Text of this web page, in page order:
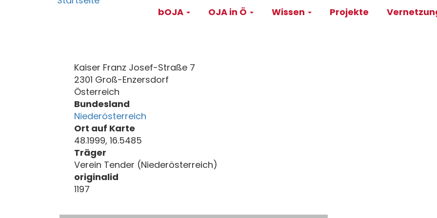
Main
bOJA OJA in Ö Wissen Projekte
Kaiser Franz Josef-Straße 7
2301 Groß-Enzersdorf
Österreich
Bundesland
Niederösterreich
Ort auf Karte
48.1999, 16.5485
Träger
Verein Tender (Niederösterreich)
originalid
1197